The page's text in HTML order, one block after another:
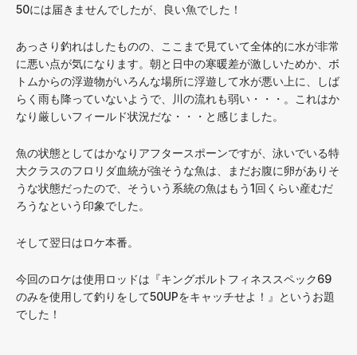
50には届きませんでしたが、良い魚でした！
あっさり釣れはしたものの、ここまで見ていて全体的に水が非常
に悪い点が気になります。朝と日中の寒暖差が激しいためか、ボ
トムからの浮遊物がいろんな場所に浮遊して水が悪い上に、しば
らく雨も降っていないようで、川の流れも弱い・・・。これはか
なり厳しいフィールド状況だな・・・と感じました。
魚の状態としてはかなりアフタースポーンですが、泳いでいる特
大クラスのフロリダ血統が強そうな魚は、まだお腹に卵がありそ
うな状態だったので、そういう系統の魚はもう1回くらい産むだ
ろうなという印象でした。
そして翌日はロケ本番。
今回のロケは使用ロッドは『キングボルトフィネススペック69
のみを使用して釣りをして50UPをキャッチせよ！』というお題
でした！